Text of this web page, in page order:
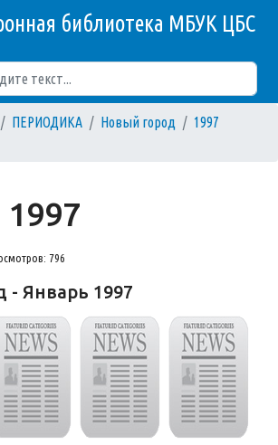
библиотека МБУК ЦБС
ПЕРИОДИКА Новый город
1997
796
- Январь 1997